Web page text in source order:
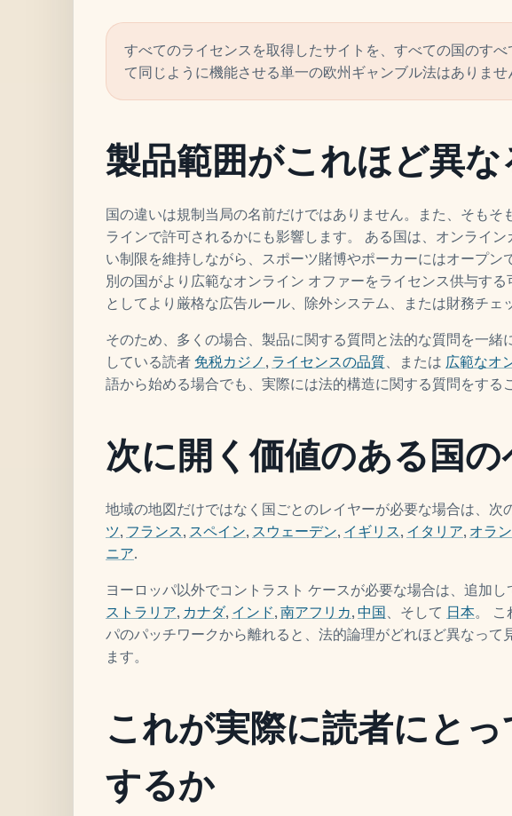
すべてのライセンスを取得したサイトを、すべての国のす
て同じように機能させる単一の欧州ギャンブル法はありませ
製品範囲がこれほど異な
国の違いは規制当局の名前だけではありません。また、そもそ
ラインで許可されるかにも影響します。 ある国は、オンライ
い制限を維持しながら、スポーツ賭博やポーカーにはオープン
別の国がより広範なオンライン オファーをライセンス供与す
としてより厳格な広告ルール、除外システム、または財務チェ
そのため、多くの場合、製品に関する質問と法的な質問を一緒
している読者 免税カジノ, ライセンスの品質、または 広範なオ
語から始める場合でも、実際には法的構造に関する質問をする
次に開く価値のある国の
地域の地図だけではなく国ごとのレイヤーが必要な場合は、次
ツ, フランス, スペイン, スウェーデン, イギリス, イタリア, オラ
ニア.
ヨーロッパ以外でコントラスト ケースが必要な場合は、追加し
ストラリア, カナダ, インド,南アフリカ,中国、そして 日本。 こ
パのパッチワークから離れると、法的論理がどれほど異なって
ます。
これが実際に読者にと
するか